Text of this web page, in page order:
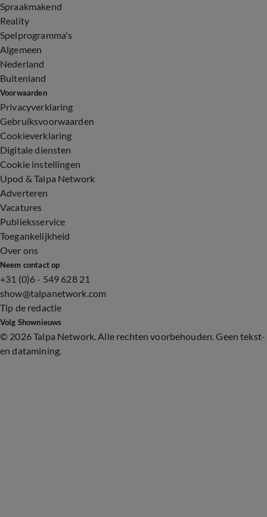
Spraakmakend
Reality
Spelprogramma's
Algemeen
Nederland
Buitenland
Voorwaarden
Privacyverklaring
Gebruiksvoorwaarden
Cookieverklaring
Digitale diensten
Cookie instellingen
Upod & Talpa Network
Adverteren
Vacatures
Publieksservice
Toegankelijkheid
Over ons
Neem contact op
+31 (0)6 - 549 628 21
show@talpanetwork.com
Tip de redactie
Volg Shownieuws
© 2026 Talpa Network. Alle rechten voorbehouden. Geen tekst-
en datamining.